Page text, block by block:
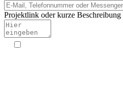
Projektlink oder kurze Beschreibung